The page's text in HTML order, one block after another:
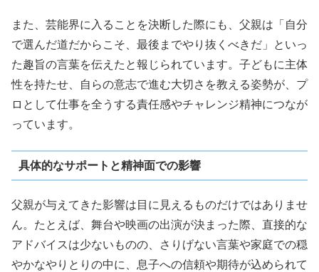
また、芸能界に入ることを決断した際にも、父親は「自分
で選んだ道だからこそ、最後までやり抜くべきだ」といっ
た趣旨の言葉を伝えたと報じられています。子どもに主体
性を持たせ、自らの意志で進む大切さを教える姿勢が、プ
ロとして仕事を全うする責任感やチャレンジ精神につなが
っています。
具体的なサポートと精神面での影響
父親が与えてきた影響は目に見えるものだけではありませ
ん。たとえば、舞台や映画の出演が決まった際、直接的な
アドバイスは少ないものの、さりげない言葉や家庭での穏
やかなやりとりの中に、息子への信頼や期待が込められて